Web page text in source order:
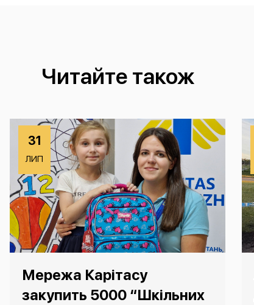
Читайте також
31
ЛИП
Мережа Карітасу
закупить 5000 “Шкільних